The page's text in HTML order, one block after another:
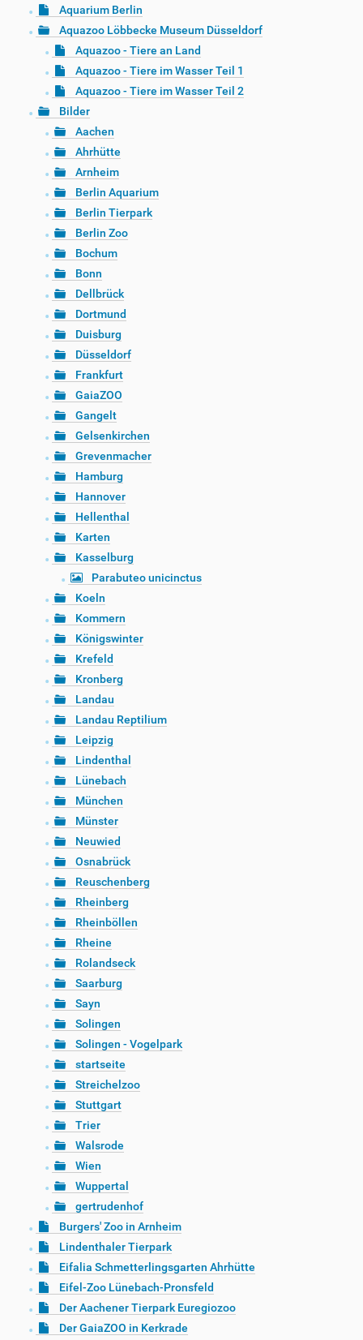
Aquarium Berlin
Aquazoo Löbbecke Museum Düsseldorf
Aquazoo - Tiere an Land
Aquazoo - Tiere im Wasser Teil 1
Aquazoo - Tiere im Wasser Teil 2
Bilder
Aachen
Ahrhütte
Arnheim
Berlin Aquarium
Berlin Tierpark
Berlin Zoo
Bochum
Bonn
Dellbrück
Dortmund
Duisburg
Düsseldorf
Frankfurt
GaiaZOO
Gangelt
Gelsenkirchen
Grevenmacher
Hamburg
Hannover
Hellenthal
Karten
Kasselburg
Parabuteo unicinctus
Koeln
Kommern
Königswinter
Krefeld
Kronberg
Landau
Landau Reptilium
Leipzig
Lindenthal
Lünebach
München
Münster
Neuwied
Osnabrück
Reuschenberg
Rheinberg
Rheinböllen
Rheine
Rolandseck
Saarburg
Sayn
Solingen
Solingen - Vogelpark
startseite
Streichelzoo
Stuttgart
Trier
Walsrode
Wien
Wuppertal
gertrudenhof
Burgers' Zoo in Arnheim
Lindenthaler Tierpark
Eifalia Schmetterlingsgarten Ahrhütte
Eifel-Zoo Lünebach-Pronsfeld
Der Aachener Tierpark Euregiozoo
Der GaiaZOO in Kerkrade